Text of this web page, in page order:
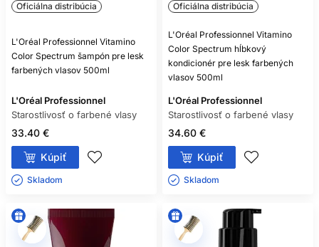
Oficiálna distribúcia
L'Oréal Professionnel Vitamino
Color Spectrum šampón pre lesk
farbených vlasov 500ml
L'Oréal Professionnel
Starostlivosť o farbené vlasy
33.40 €
Kúpiť
Skladom ㅤ
Oficiálna distribúcia
L'Oréal Professionnel Vitamino
Color Spectrum hĺbkový
kondicionér pre lesk farbených
vlasov 500ml
L'Oréal Professionnel
Starostlivosť o farbené vlasy
34.60 €
Kúpiť
Skladom ㅤ